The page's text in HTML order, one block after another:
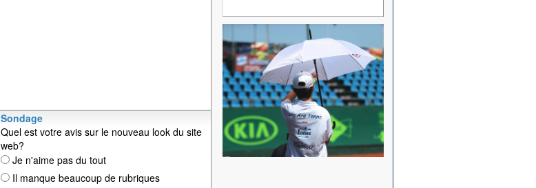
Sondage
Quel est votre avis sur le nouveau look du site
web?
Je n'aime pas du tout
Il manque beaucoup de rubriques